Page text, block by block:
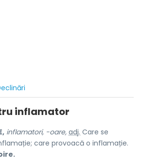
inflamator
inflamatori, -oare, adj. Care se
care provoacă o inflamație.